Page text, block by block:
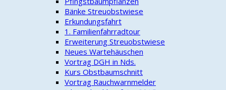
Bänke Streuobstwiese
Erkundungsfahrt
1. Familienfahrradtour
Erweiterung Streuobstwiese
Neues Wartehäuschen
Vortrag DGH in Nds.
Kurs Obstbaumschnitt
Vortrag Rauchwarnmelder